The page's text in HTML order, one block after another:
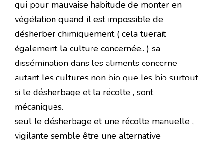
qui pour mauvaise habitude de monter en
végétation quand il est impossible de
désherber chimiquement ( cela tuerait
également la culture concernée.. ) sa
dissémination dans les aliments concerne
autant les cultures non bio que les bio surtout
si le désherbage et la récolte , sont
mécaniques.
seul le désherbage et une récolte manuelle ,
vigilante semble être une alternative